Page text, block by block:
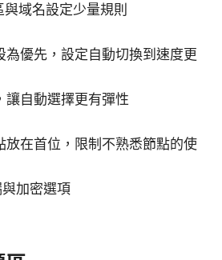
域名設定少量規則
為優先，設定自動切換到速度更
讓自動選擇更有彈性
放在首位，限制不熟悉節點的使
加密選項